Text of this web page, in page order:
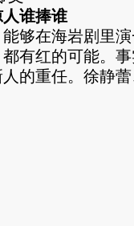
谁捧谁
在海岩剧里演
有红的可能。
的重任。 徐静